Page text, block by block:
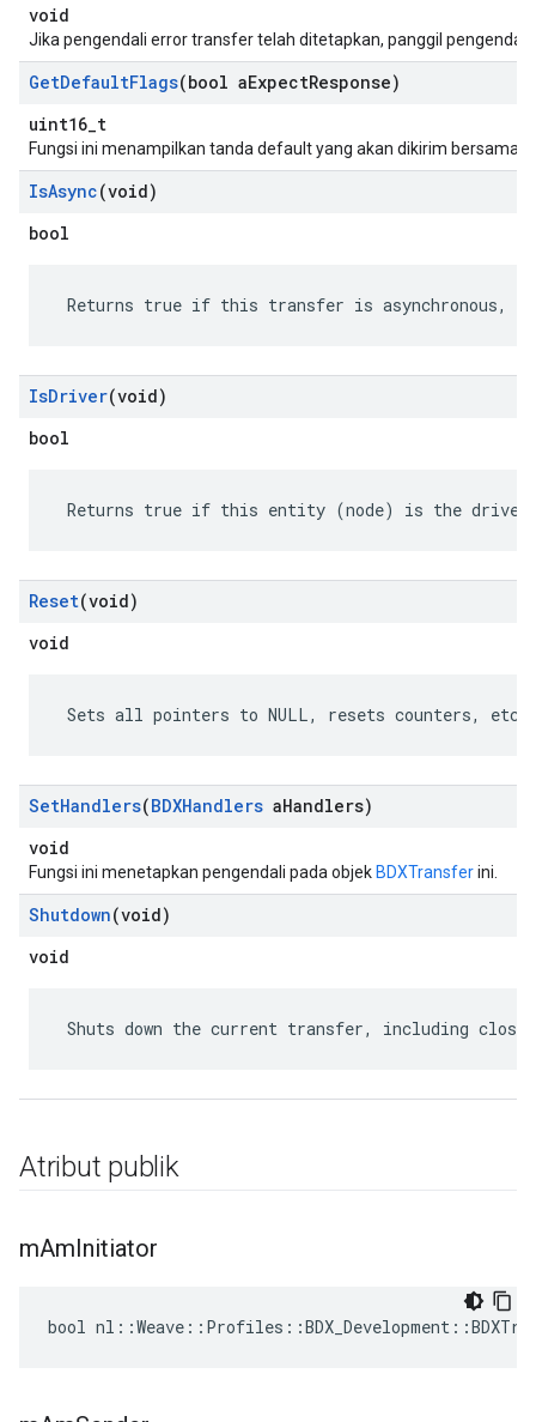
void
Jika pengendali error transfer telah ditetapkan, panggil pengendali
GetDefaultFlags(bool aExpectResponse)
uint16_t
Fungsi ini menampilkan tanda default yang akan dikirim bersama
IsAsync(void)
bool
Returns true if this transfer is asynchronous,
IsDriver(void)
bool
Returns true if this entity (node) is the
Reset(void)
void
Sets all pointers to NULL, resets counters, etc.
SetHandlers(BDXHandlers aHandlers)
void
Fungsi ini menetapkan pengendali pada objek BDXTransferini.
Shutdown(void)
void
Shuts down the current transfer, including closing
Atribut publik
mAmInitiator
bool